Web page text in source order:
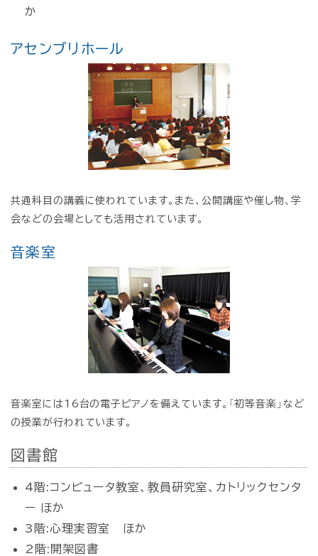
か
アセンブリホール
共通科目の講義に使われています。また、公開講座や催し物、学
会などの会場としても活用されています。
音楽室
音楽室には16台の電子ピアノを備えています。「初等音楽」など
の授業が行われています。
図書館
4階:コンピュータ教室、教員研究室、カトリックセンタ
ー ほか
3階:心理実習室 ほか
2階:開架図書